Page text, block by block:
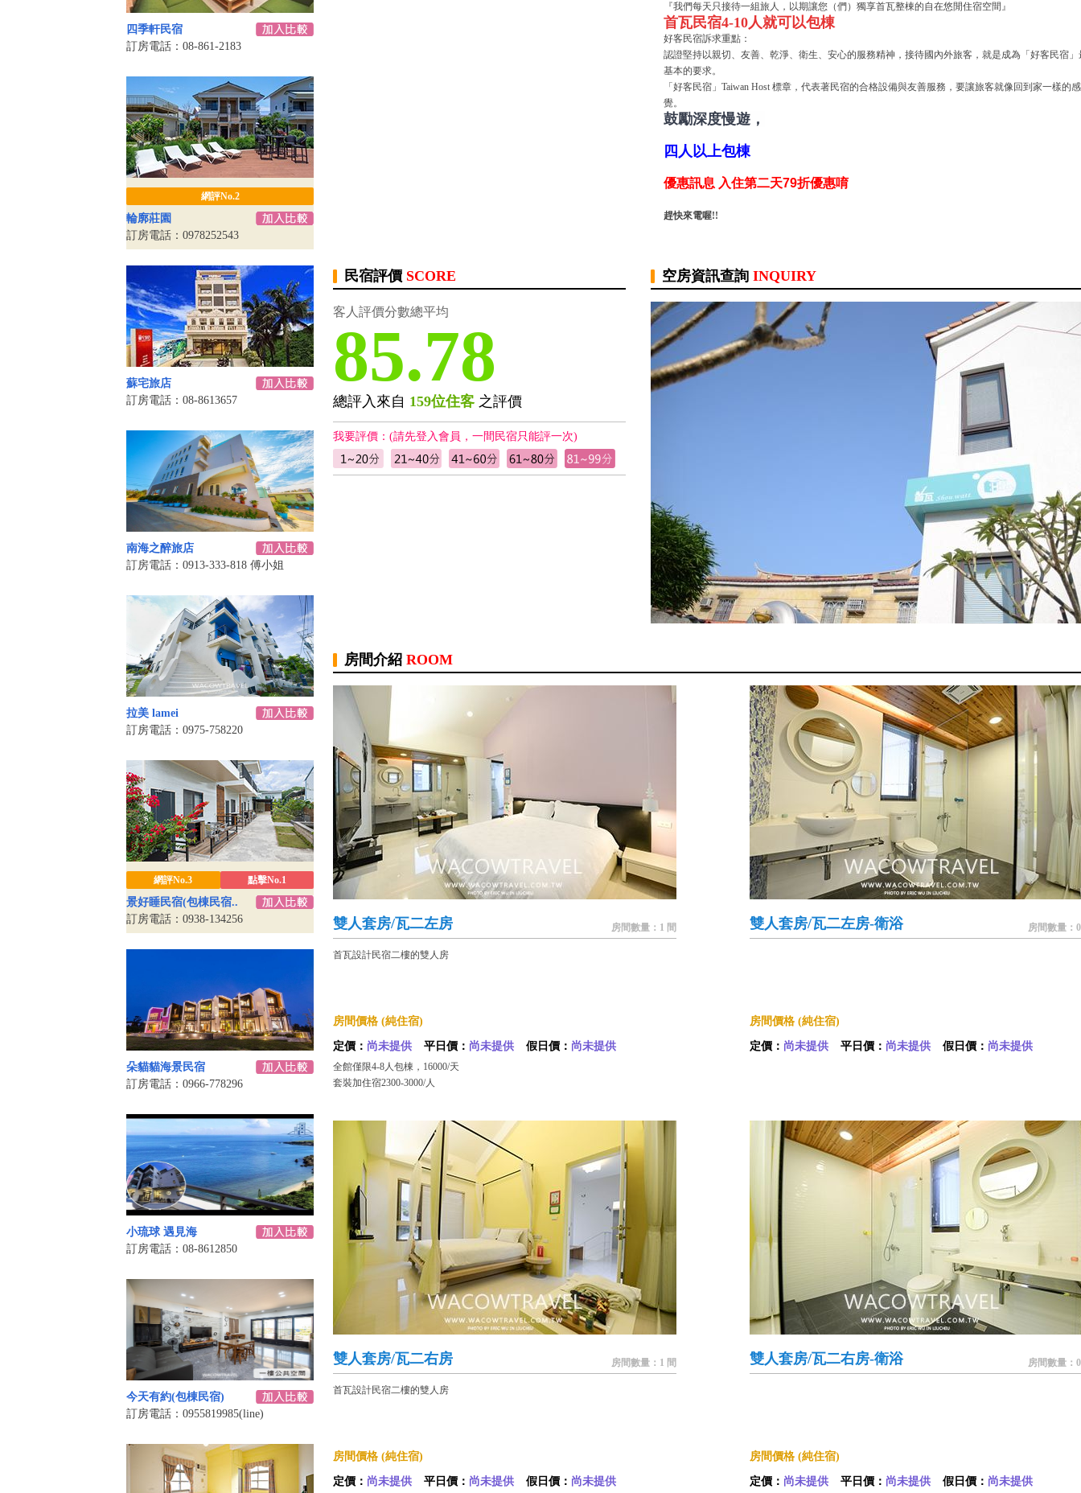
四季軒民宿
訂房電話：08-861-2183
網評No.2
輪廓莊園
訂房電話：0978252543
蘇宅旅店
訂房電話：08-8613657
南海之醉旅店
訂房電話：0913-333-818 傅小姐
拉美 lamei
訂房電話：0975-758220
網評No.3 點擊No.1
景好睡民宿(包棟民宿..
訂房電話：0938-134256
朵貓貓海景民宿
訂房電話：0966-778296
小琉球 遇見海
訂房電話：08-8612850
今天有約(包棟民宿)
訂房電話：0955819985(line)
『我們每天只接待一組旅人，以期讓您（們）獨享首瓦整棟的自在悠閒住宿空間』
首瓦民宿4-10人就可以包棟
好客民宿訴求重點：
認證堅持以親切、友善、乾淨、衛生、安心的服務精神，接待國內外旅客，就是成為「好客民宿」
基本的要求。
「好客民宿」Taiwan Host 標章，代表著民宿的合格設備與友善服務，要讓旅客就像回到家一樣的感
覺。
鼓勵深度慢遊，
四人以上包棟
優惠訊息 入住第二天79折優惠唷
趕快來電喔!!
民宿評價 SCORE
客人評價分數總平均
85.78
總評入來自 159位住客 之評價
我要評價：(請先登入會員，一間民宿只能評一次)
空房資訊查詢 INQUIRY
房間介紹 ROOM
雙人套房/瓦二左房 房間數量：1 間
首瓦設計民宿二樓的雙人房
房間價格 (純住宿)
定價： 尚未提供 平日價： 尚未提供 假日價： 尚未提供
全館僅限4-8人包棟，16000/天
套裝加住宿2300-3000/人
雙人套房/瓦二左房-衛浴 房間數量：
房間價格 (純住宿)
定價： 尚未提供 平日價： 尚未提供 假日價： 尚未提供
雙人套房/瓦二右房 房間數量：1 間
首瓦設計民宿二樓的雙人房
房間價格 (純住宿)
定價： 尚未提供 平日價： 尚未提供 假日價： 尚未提供
雙人套房/瓦二右房-衛浴 房間數量：
房間價格 (純住宿)
定價： 尚未提供 平日價： 尚未提供 假日價： 尚未提供